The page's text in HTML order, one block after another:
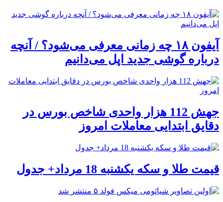
آیفون ۱۸ چه زمانی معرفی می‌شود؟ / آنچه
درباره گوشی جدید اپل می‌دانیم
جهش 112 هزار واحدی شاخص بورس در
دقایق ابتدایی معاملات امروز
قیمت طلا و سکه یکشنبه 18 مرداد+ جدول